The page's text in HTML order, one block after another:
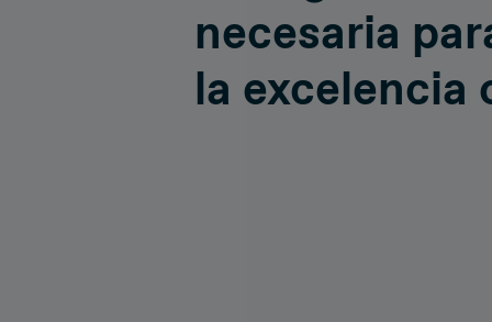
Hiperconnectivity
Systems Advisory
necesaria
la excelencia